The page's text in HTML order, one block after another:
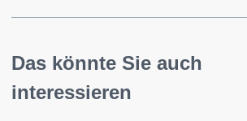
Das könnte Sie auch
interessieren